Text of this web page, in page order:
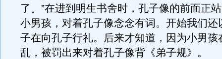
了。”在进到明生书舍时，孔子像的前面正
小男孩，对着孔子像念念有词。开始我们还
子在向孔子行礼。后来才知道，因为小男孩
乱，被罚出来对着孔子像背《弟子规》。